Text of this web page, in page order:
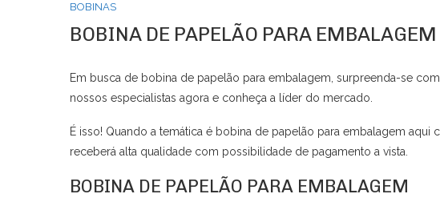
BOBINAS
BOBINA DE PAPELÃO PARA EMBALAGEM
Em busca de bobina de papelão para embalagem, surpreenda-se
nossos especialistas agora e conheça a líder do mercado.
É isso! Quando a temática é bobina de papelão para embalagem
receberá alta qualidade com possibilidade de pagamento a vista.
BOBINA DE PAPELÃO PARA EMBALAGEM